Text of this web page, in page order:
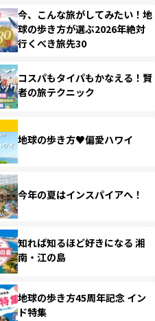
今、こんな旅がしてみたい！地
球の歩き方が選ぶ2026年絶対
行くべき旅先30
コスパもタイパもかなえる！賢
者の旅テクニック
地球の歩き方♥偏愛ハワイ
今年の夏はインスパイアへ！
知れば知るほど好きになる 湘
南・江の島
地球の歩き方45周年記念 イン
ド特集